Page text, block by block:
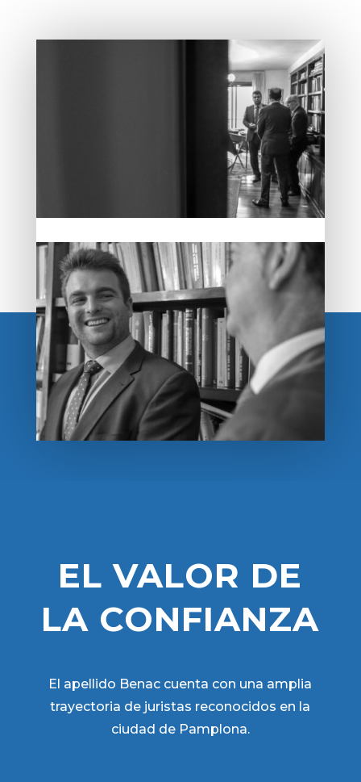
EL VALOR DE
LA CONFIANZA
El apellido Benac cuenta con una amplia
trayectoria de juristas reconocidos en la
ciudad de Pamplona.